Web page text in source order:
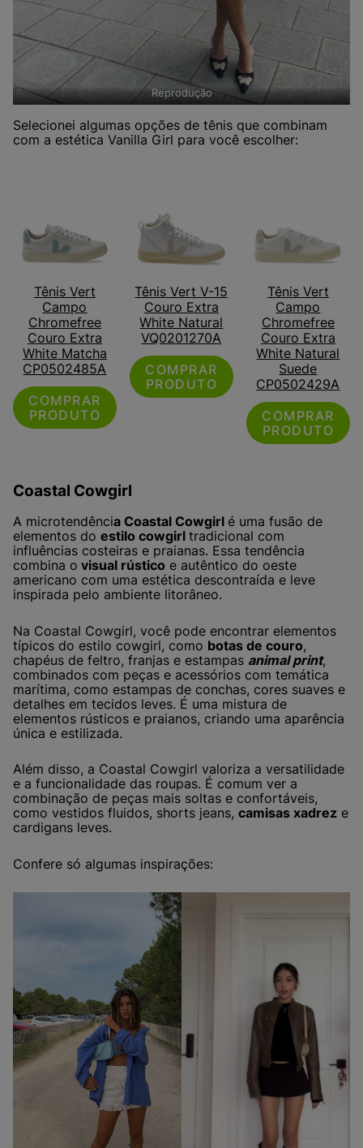
Reprodução
Selecionei algumas opções de tênis que combinam
com a estética Vanilla Girl para você escolher:
Tênis Vert
Campo
Chromefree
Couro Extra
White Matcha
CP0502485A
COMPRAR
PRODUTO
Tênis Vert V-15
Couro Extra
White Natural
VQ0201270A
COMPRAR
PRODUTO
Tênis Vert
Campo
Chromefree
Couro Extra
White Natural
Suede
CP0502429A
COMPRAR
PRODUTO
Coastal Cowgirl
A microtendência Coastal Cowgirl é uma fusão de
elementos do estilo cowgirl tradicional com
influências costeiras e praianas. Essa tendência
combina o visual rústico e autêntico do oeste
americano com uma estética descontraída e leve
inspirada pelo ambiente litorâneo.
Na Coastal Cowgirl, você pode encontrar elementos
típicos do estilo cowgirl, como botas de couro,
chapéus de feltro, franjas e estampas animal print,
combinados com peças e acessórios com temática
marítima, como estampas de conchas, cores suaves e
detalhes em tecidos leves. É uma mistura de
elementos rústicos e praianos, criando uma aparência
única e estilizada.
Além disso, a Coastal Cowgirl valoriza a versatilidade
e a funcionalidade das roupas. É comum ver a
combinação de peças mais soltas e confortáveis,
como vestidos fluidos, shorts jeans, camisas xadrez e
cardigans leves.
Confere só algumas inspirações: